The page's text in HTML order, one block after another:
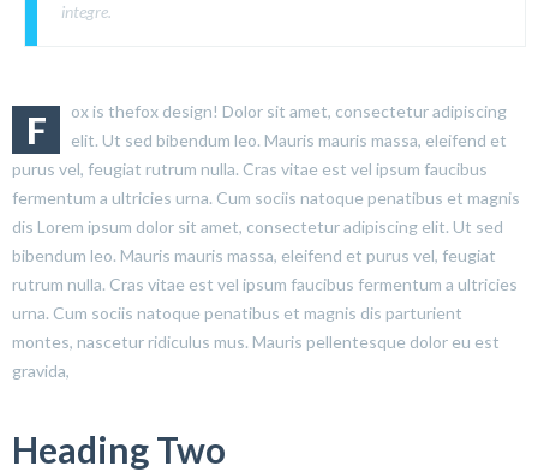
integre.
F
ox is thefox design! Dolor sit amet, consectetur adipiscing
elit. Ut sed bibendum leo. Mauris mauris massa, eleifend et
purus vel, feugiat rutrum nulla. Cras vitae est vel ipsum faucibus
fermentum a ultricies urna. Cum sociis natoque penatibus et magnis
dis Lorem ipsum dolor sit amet, consectetur adipiscing elit. Ut sed
bibendum leo. Mauris mauris massa, eleifend et purus vel, feugiat
rutrum nulla. Cras vitae est vel ipsum faucibus fermentum a ultricies
urna. Cum sociis natoque penatibus et magnis dis parturient
montes, nascetur ridiculus mus. Mauris pellentesque dolor eu est
gravida,
Heading Two